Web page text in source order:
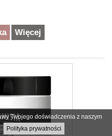
Twojego doświadczenia z naszym
Polityka prywatności
Więcej